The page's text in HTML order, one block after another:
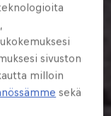
sivuston
milloin
sekä